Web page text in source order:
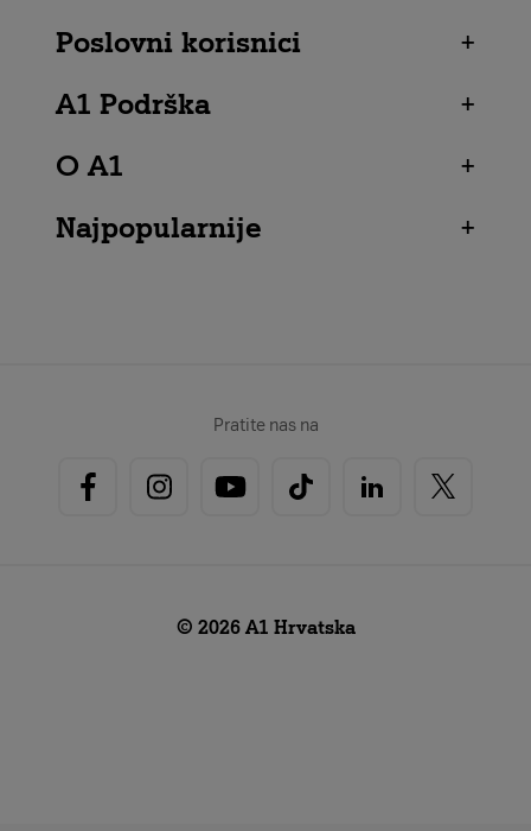
Poslovni korisnici
+
A1 Podrška
+
O A1
+
Najpopularnije
+
Pratite nas na
© 2026 A1 Hrvatska